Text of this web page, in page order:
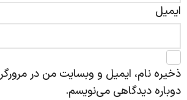
ایمیل
ذخیره نام، ایمیل و وبسایت من در
دوباره دیدگاهی می‌نویسم.